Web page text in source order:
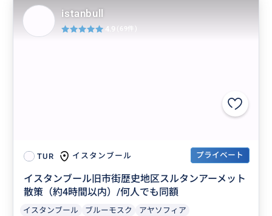
TUR イスタンブール プライベート
イスタンブール旧市街歴史地区スルタンアーメット
散策（約4時間以内）/何人でも同額
イスタンブール ブルーモスク
アヤソフィア
istanbull
4.9 (69件)